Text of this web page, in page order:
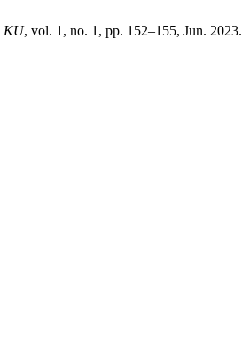
KU, vol. 1, no. 1, pp. 152–155, Jun. 2023.